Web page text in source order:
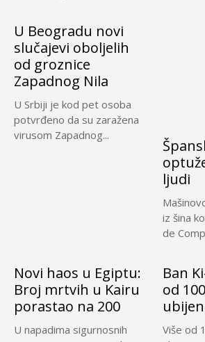
U Beogradu novi
slučajevi oboljelih
od groznice
Zapadnog Nila
U Srbiji je kod pet osoba
potvrđeno da su zaražena
virusom Zapadnog...
ljudi
iz šina
de
Novi haos u Egiptu:
Broj mrtvih u Kairu
porastao na 200
U napadima sigurnosnih
Ban
od
Više od